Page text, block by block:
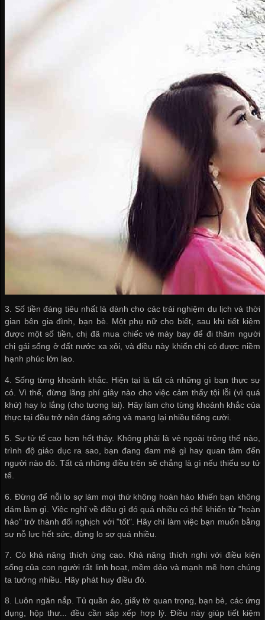
3. Số tiền đáng tiêu nhất là dành cho các trải nghiệm du lịch và thời
gian bên gia đình, bạn bè. Một phụ nữ cho biết, sau khi tiết kiệm
được một số tiền, chị đã mua chiếc vé máy bay để đi thăm người
chị gái sống ở đất nước xa xôi, và điều này khiến chị có được niềm
hạnh phúc lớn lao.
4. Sống từng khoảnh khắc. Hiện tại là tất cả những gì bạn thực sự
có. Vì thế, đừng lãng phí giây nào cho việc cảm thấy tội lỗi (vì quá
khứ) hay lo lắng (cho tương lai). Hãy làm cho từng khoảnh khắc của
thực tại đều trở nên đáng sống và mang lại nhiều tiếng cười.
5. Sự tử tế cao hơn hết thảy. Không phải là vẻ ngoài trông thế nào,
trình độ giáo dục ra sao, bạn đang đam mê gì hay quan tâm đến
người nào đó. Tất cả những điều trên sẽ chẳng là gì nếu thiếu sự tử
tế.
6. Đừng để nỗi lo sợ làm mọi thứ không hoàn hảo khiến bạn không
dám làm gì. Việc nghĩ về điều gì đó quá nhiều có thể khiến từ "hoàn
hảo" trở thành đối nghịch với "tốt". Hãy chỉ làm việc bạn muốn bằng
sự nỗ lực hết sức, đừng lo sợ quá nhiều.
7. Có khả năng thích ứng cao. Khả năng thích nghi với điều kiện
sống của con người rất linh hoạt, mềm dẻo và mạnh mẽ hơn chúng
ta tưởng nhiều. Hãy phát huy điều đó.
8. Luôn ngăn nắp. Tủ quần áo, giấy tờ quan trọng, bạn bè, các ứng
dụng, hộp thư... đều cần sắp xếp hợp lý. Điều này giúp tiết kiệm